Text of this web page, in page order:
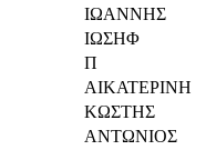
ΙΩΑΝΝΗΣ
ΙΩΣΗΦ
Π
ΑΙΚΑΤΕΡΙΝΗ
ΚΩΣΤΗΣ
ΑΝΤΩΝΙΟΣ